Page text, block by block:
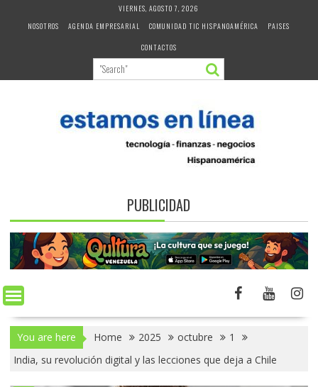
VIERNES, AGOSTO 7, 2026
NOSOTROS
AGENDA EMPRESARIAL COMUNIDAD TIC HISPANOAMÉRICA
PAISES
CONTACTOS
PUBLICIDAD
You are here Home 2025 octubre
1
India, su revolución digital y las lecciones que deja a Chile